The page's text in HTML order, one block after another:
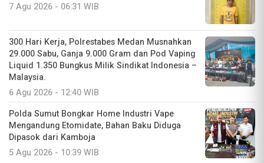
7 Agu 2026 - 06:31 WIB
300 Hari Kerja, Polrestabes Medan Musnahkan
29.000 Sabu, Ganja 9.000 Gram dan Pod Vaping
Liquid 1.350 Bungkus Milik Sindikat Indonesia –
Malaysia.
6 Agu 2026 - 12:40 WIB
Polda Sumut Bongkar Home Industri Vape
Mengandung Etomidate, Bahan Baku Diduga
Dipasok dari Kamboja
5 Agu 2026 - 10:39 WIB